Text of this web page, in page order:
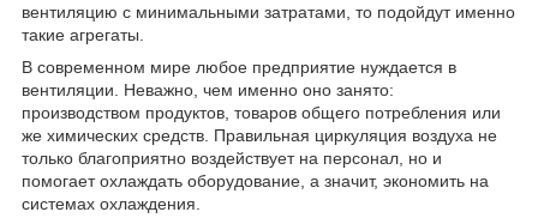
вентиляцию с минимальными затратами, то подойдут именно
такие агрегаты.
В современном мире любое предприятие нуждается в
вентиляции. Неважно, чем именно оно занято:
производством продуктов, товаров общего потребления или
же химических средств. Правильная циркуляция воздуха не
только благоприятно воздействует на персонал, но и
помогает охлаждать оборудование, а значит, экономить на
системах охлаждения.